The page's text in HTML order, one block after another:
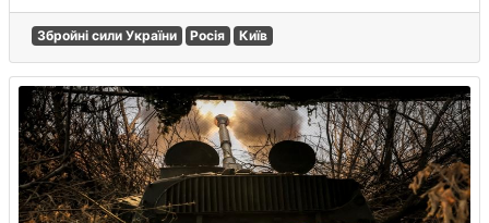
Збройні сили України Росія Київ